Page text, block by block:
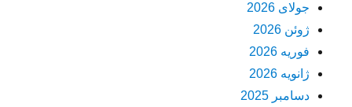
جولای 2026
ژوئن 2026
فوریه 2026
ژانویه 2026
دسامبر 2025